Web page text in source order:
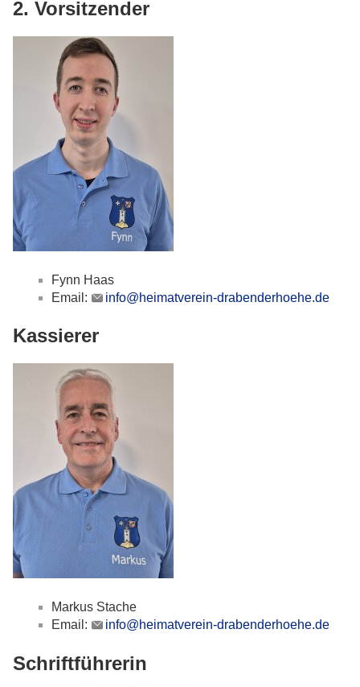
2. Vorsitzender
Fynn Haas
Email:
info@heimatverein-drabenderhoehe.de
Kassierer
Markus Stache
Email:
info@heimatverein-drabenderhoehe.de
Schriftführerin